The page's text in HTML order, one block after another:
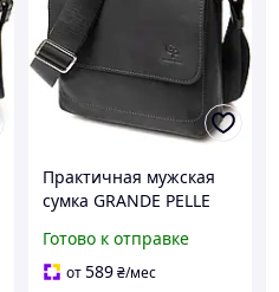
Практичная мужская
сумка GRANDE PELLE
Натуральная кожа
Готово к отправке
от589₴/мес